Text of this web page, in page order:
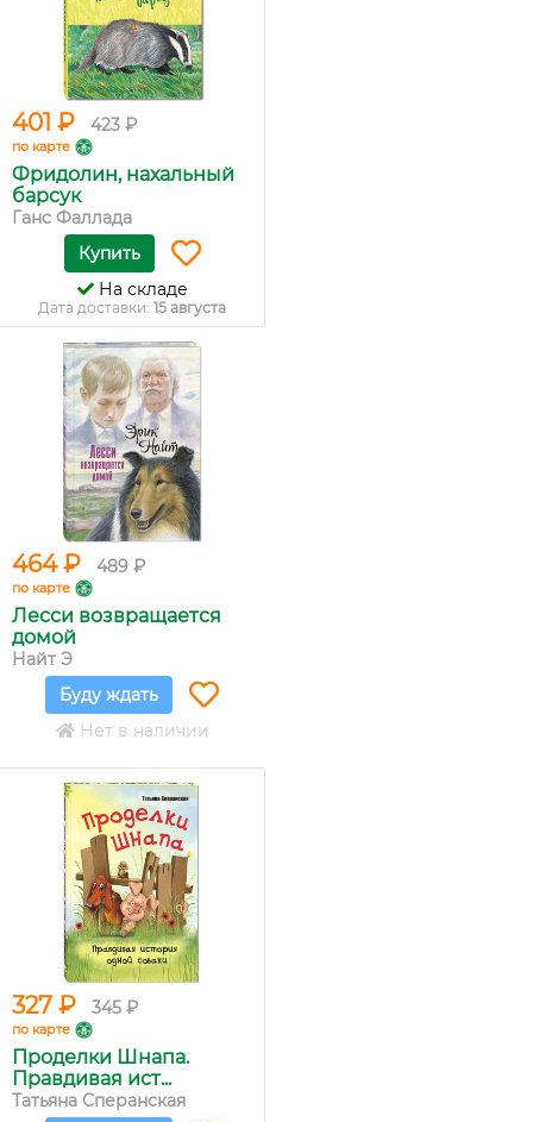
401 ₽ 423 ₽
по карте
Фридолин, нахальный
барсук
Ганс Фаллада
Купить
На складе
Дата доставки: 15 августа
464 ₽ 489 ₽
по карте
Лесси возвращается
домой
Найт Э
Буду ждать
Нет в наличии
327 ₽ 345 ₽
по карте
Проделки Шнапа.
Правдивая ист...
Татьяна Сперанская